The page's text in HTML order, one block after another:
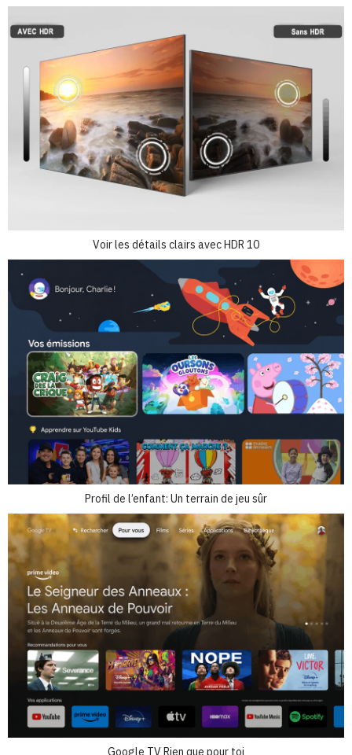
Voir les détails clairs avec HDR 10
Profil de l’enfant: Un terrain de jeu sûr
Google TV Rien que pour toi